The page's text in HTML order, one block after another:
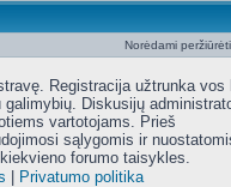
Norėdami
Registracija užtrunka vos
Diskusijų
vartotojams. Prieš
sąlygomis ir
forumo taisykles.
Privatumo politika